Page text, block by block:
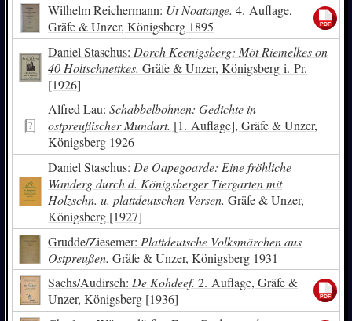
Wilhelm Reichermann: Ut Noatange. 4. Auflage,
Gräfe & Unzer, Königsberg 1895
Daniel Staschus: Dorch Keenigsberg: Möt Riemelkes on
40 Holtschnettkes. Gräfe & Unzer, Königsberg i. Pr.
[1926]
Alfred Lau: Schabbelbohnen: Gedichte in
ostpreußischer Mundart. [1. Auflage], Gräfe & Unzer,
Königsberg 1926
Daniel Staschus: De Oapegoarde: Eine fröhliche
Wanderg durch d. Königsberger Tiergarten mit
Holzschn. u. plattdeutschen Versen. Gräfe & Unzer,
Königsberg [1927]
Grudde/Ziesemer: Plattdeutsche Volksmärchen aus
Ostpreußen. Gräfe & Unzer, Königsberg 1931
Sachs/Audirsch: De Kohdeef. 2. Auflage, Gräfe &
Unzer, Königsberg [1936]